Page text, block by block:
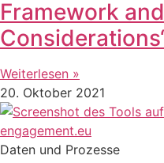
Framework
Weiterlesen »
20. Oktober 2021
Daten und Prozesse